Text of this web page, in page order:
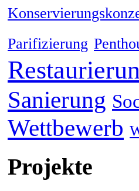
Parifizierung
Sanierung
Wettbewerb
Projekte